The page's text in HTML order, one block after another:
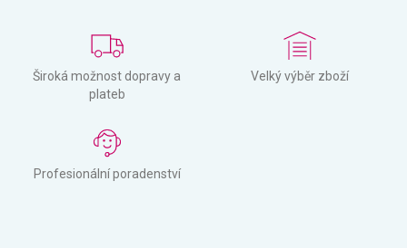
Široká možnost dopravy a
plateb
Velký výběr zboží
Profesionální poradenství